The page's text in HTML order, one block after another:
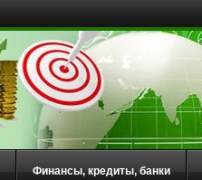
Финансы, кредиты, банки